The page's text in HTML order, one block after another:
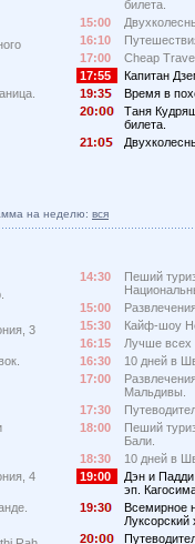
билета.
15:00
16:10
17:00
Cheap
17:55
Капитан
19:3
Время в
2
:
Таня
билета.
21:
на неделю: вся
3
4
14:30
Пеший
15:00
15:30
Кайф-шоу
16:15
Лучше всех
16:30
10 дней в
17:00
Мальдивы.
17:30
18:00
Пеший
Бали.
18:30
10 дней в
19:00
Дэн и
эп.
19:3
Всемирное
Луксорский
2
: